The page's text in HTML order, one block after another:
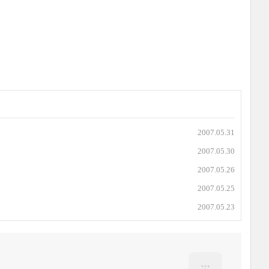
2007.05.31
2007.05.30
2007.05.26
2007.05.25
2007.05.23